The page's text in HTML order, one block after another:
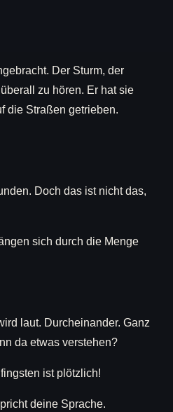
Der Sturm, der
zu hören. Er hat sie
die Straßen getrieben.
Doch das ist nicht das,
sich durch die Menge
laut. Durcheinander. Ganz
da etwas verstehen?
ist plötzlich!
deine Sprache.